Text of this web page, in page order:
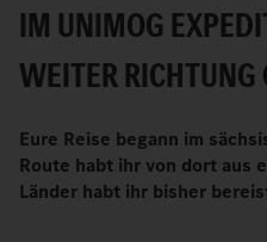
IM UNIMOG
WEITER RICHTUNG
Eure Reise begann im
Route habt ihr von dort aus
Länder habt ihr bisher